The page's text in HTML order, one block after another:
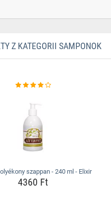
Z KATEGORII SAMPONOK
szappan - 240 ml - Elixir
4360 Ft